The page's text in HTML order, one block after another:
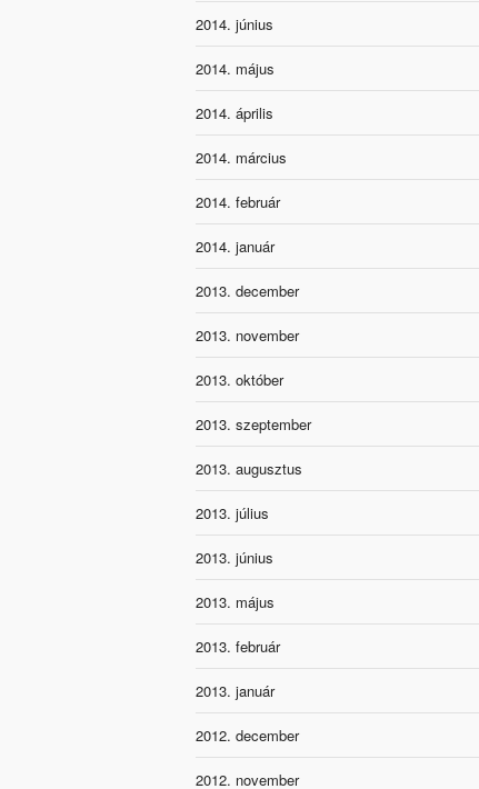
2014. június
2014. május
2014. április
2014. március
2014. február
2014. január
2013. december
2013. november
2013. október
2013. szeptember
2013. augusztus
2013. július
2013. június
2013. május
2013. február
2013. január
2012. december
2012. november